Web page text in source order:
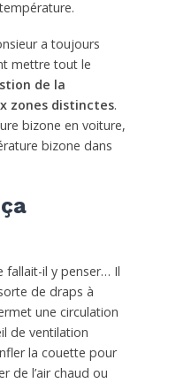
a toujours
mettre tout le
de la
zones distinctes.
bizone en voiture,
bizone dans
fallait-il y penser… Il
de draps à
une circulation
de ventilation
la couette pour
de l’air chaud ou